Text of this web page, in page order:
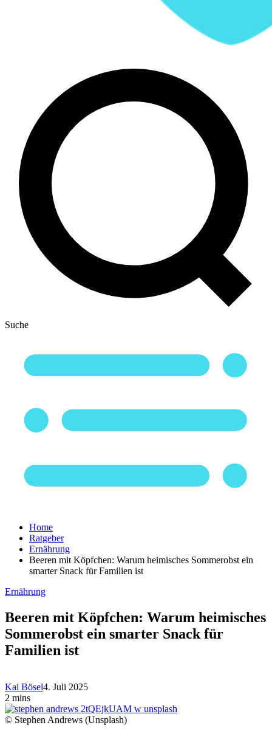
Suche
Home
Ratgeber
Ernährung
Beeren mit Köpfchen: Warum heimisches Sommerobst ein
smarter Snack für Familien ist
Ernährung
Beeren mit Köpfchen: Warum heimisches
Sommerobst ein smarter Snack für
Familien ist
Kai Bösel4. Juli 2025
2 mins
© Stephen Andrews (Unsplash)